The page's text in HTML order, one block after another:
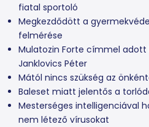
fiatal sportoló
Megkezdődött a
felmérése
Mulatozin Forte címmel adott
Janklovics Péter
Mától nincs szükség az
Baleset miatt jelentős a
Mesterséges intelligenciával
nem létező vírusokat